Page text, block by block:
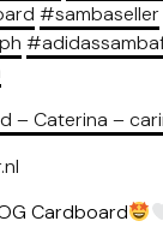
#sambaseller
– Caterina –
Cardboard